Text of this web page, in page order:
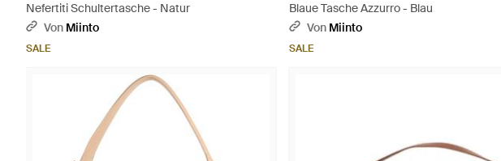
Nefertiti Schultertasche - Natur
Von Miinto
SALE
Blaue Tasche Azzurro - Blau
Von Miinto
SALE